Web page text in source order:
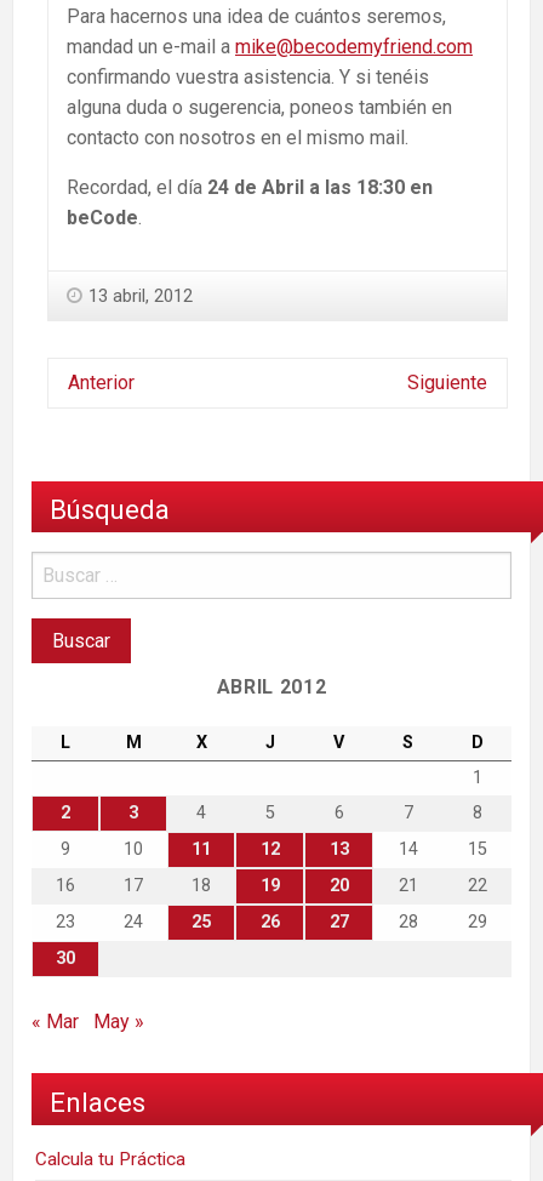
Para hacernos una idea de cuántos seremos,
mandad un e-mail a mike@becodemyfriend.com
confirmando vuestra asistencia. Y si tenéis
alguna duda o sugerencia, poneos también en
contacto con nosotros en el mismo mail.
Recordad, el día 24 de Abril a las 18:30 en
beCode
13 abril, 2012
Anterior Siguiente
Búsqueda
ABRIL 2012
L M X J V S
D
1
2
3 4 5 6 7
8
9
10 11 12 13 14
15
16
17 18 19 20 21
22
23
24 25 26 27 28
29
30
« Mar May »
Enlaces
Calcula tu Práctica